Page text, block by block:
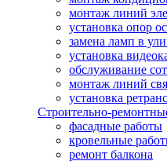
монтаж линий
установка опор
замена ламп в
установка
обслуживание
монтаж линий
установка
Строительно-
фасадные работы
кровельные
ремонт балкона